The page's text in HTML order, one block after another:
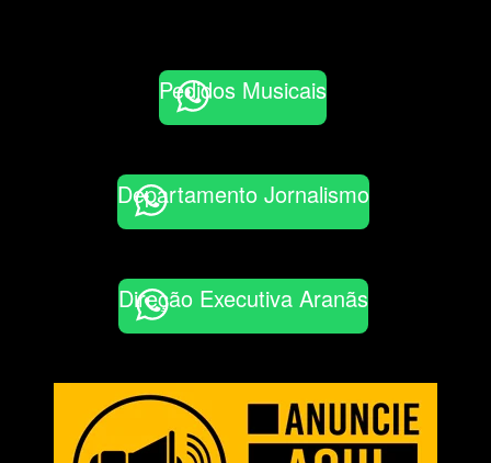
Pedidos Musicais
Departamento Jornalismo
Direção Executiva Aranãs